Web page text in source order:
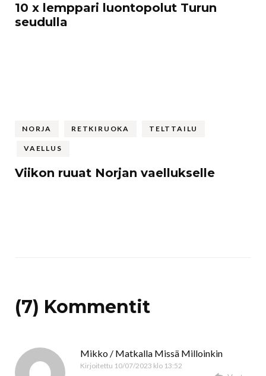
10 x lemppari luontopolut Turun
seudulla
NORJA RETKIRUOKA TELTTAILU
VAELLUS
Viikon ruuat Norjan vaellukselle
(7) Kommentit
Mikko / Matkalla Missä Milloinkin
Kirjoitettu 10/07/2023 klo 13:52